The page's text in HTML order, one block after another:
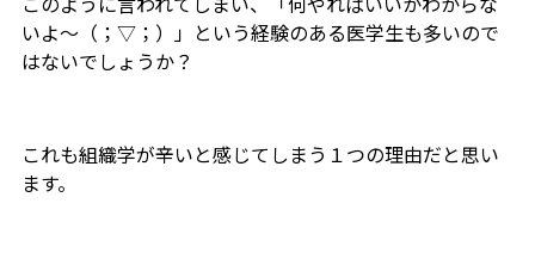
いよ～（；▽；）」という経験のある医学生も多いので
はないでしょうか？
これも組織学が辛いと感じてしまう１つの理由だと思い
ます。